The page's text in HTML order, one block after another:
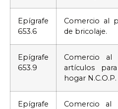
Epígrafe
653.6
Comercio al
de bricolaje.
Epígrafe
653.9
Comercio
artículos
hogar N.C.O.P.
Epígrafe
Comercio al